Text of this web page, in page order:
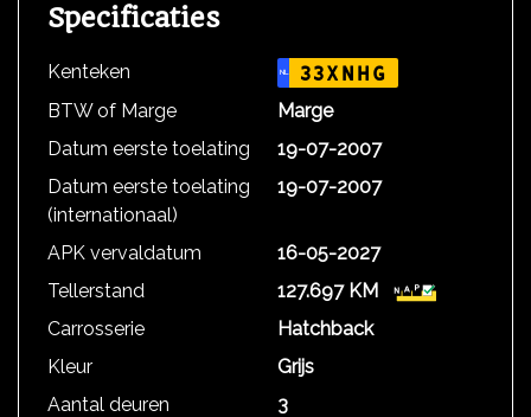
Specificaties
Kenteken NL 33XNHG
BTW of Marge
Marge
Datum eerste toelating
19-07-2007
Datum eerste toelating
(internationaal)
19-07-2007
APK vervaldatum
16-05-2027
Tellerstand
127.697 KM
Carrosserie
Hatchback
Kleur
Grijs
Aantal deuren
3